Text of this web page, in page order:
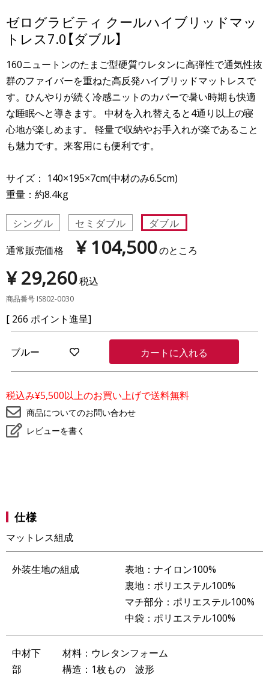
ゼログラビティ クールハイブリッドマッ
トレス7.0【ダブル】
160ニュートンのたまご型硬質ウレタンに高弾性で通気性抜
群のファイバーを重ねた高反発ハイブリッドマットレスで
す。ひんやりが続く冷感ニットのカバーで暑い時期も快適
な睡眠へと導きます。 中材を入れ替えると4通り以上の寝
心地が楽しめます。 軽量で収納やお手入れが楽であること
も魅力です。来客用にも便利です。
サイズ： 140×195×7cm(中材のみ6.5cm)
重量：約8.4kg
シングル
セミダブル
ダブル
通常販売価格
¥ 104,500のところ
¥29,260税込
商品番号 IS802-0030
[ 266 ポイント進呈]
ブルー
気
入
り
に
登
録
カートに入れる
税込み¥5,500以上のお買い上げで送料無料
商品についてのお問い合わせ
レビューを書く
仕様
マットレス組成
外装生地の組成
表地：ナイロン100%
裏地：ポリエステル100%
マチ部分：ポリエステル100%
中袋：ポリエステル100%
中材下
部
材料：ウレタンフォーム
構造：1枚もの 波形